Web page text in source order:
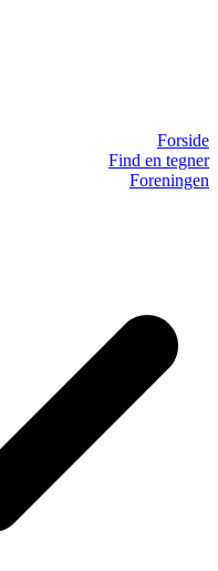
Forside
Find en tegner
Foreningen